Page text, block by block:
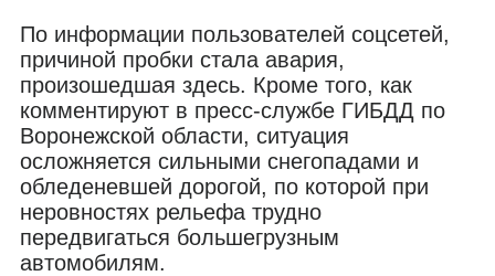
По информации пользователей соцсетей,
причиной пробки стала авария,
произошедшая здесь. Кроме того, как
комментируют в пресс-службе ГИБДД по
Воронежской области, ситуация
осложняется сильными снегопадами и
обледеневшей дорогой, по которой при
неровностях рельефа трудно
передвигаться большегрузным
автомобилям.